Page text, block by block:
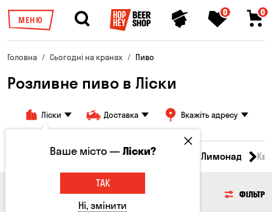
МЕНЮ
0 0
Головна Сьогодні на кранах Пиво
Розливне пиво в Ліски
Ліски Доставка Вкажіть адресу
Всі товари Пиво Сидр Лимонад
ФІЛЬТР
Ваше місто —Ліски?
ТАК
Ні, змінити